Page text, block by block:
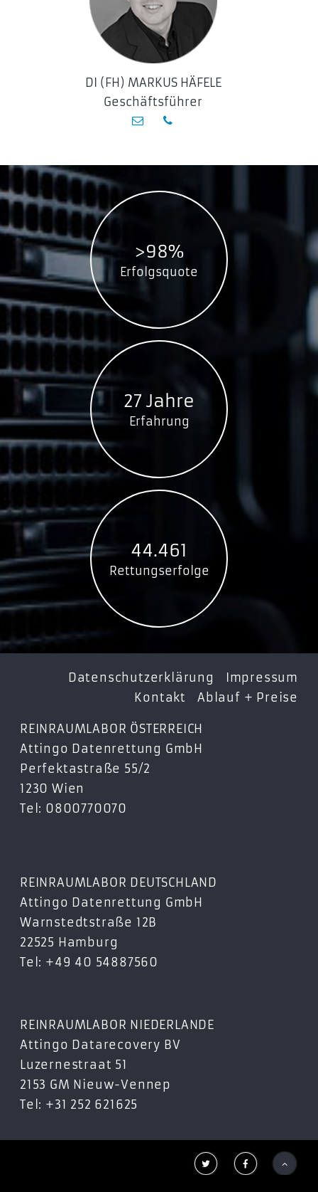
DI (FH) MARKUS HÄFELE
Geschäftsführer
>98%
Erfolgsquote
27 Jahre
Erfahrung
44.461
Rettungserfolge
Datenschutzerklärung
Impressum
Kontakt
Ablauf + Preise
REINRAUMLABOR ÖSTERREICH
Attingo Datenrettung GmbH
Perfektastraße 55/2
1230 Wien
Tel: 0800770070
REINRAUMLABOR DEUTSCHLAND
Attingo Datenrettung GmbH
Warnstedtstraße 12B
22525 Hamburg
Tel: +49 40 54887560
REINRAUMLABOR NIEDERLANDE
Attingo Datarecovery BV
Luzernestraat 51
2153 GM Nieuw-Vennep
Tel: +31 252 621625
  